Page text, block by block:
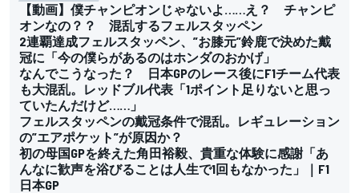
【動画】僕チャンピオンじゃないよ……え？ チャンピ
オンなの？？ 混乱するフェルスタッペン
2連覇達成フェルスタッペン、”お膝元”鈴鹿で決めた戴
冠に「今の僕らがあるのはホンダのおかげ」
なんでこうなった？ 日本GPのレース後にF1チーム代表
も大混乱。レッドブル代表「1ポイント足りないと思っ
ていたんだけど……」
フェルスタッペンの戴冠条件で混乱。レギュレーション
の”エアポケット”が原因か？
初の母国GPを終えた角田裕毅、貴重な体験に感謝「あ
んなに歓声を浴びることは人生で1回もなかった」｜F1
日本GP